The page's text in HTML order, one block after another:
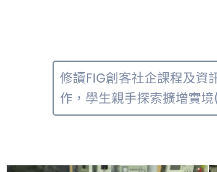
修讀FIG創客社企課程及資
作，學生親手探索擴增實